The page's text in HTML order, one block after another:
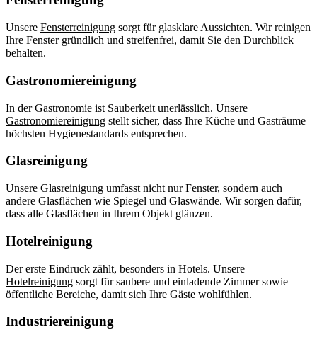
Unsere Fensterreinigung sorgt für glasklare Aussichten. Wir reinigen
Ihre Fenster gründlich und streifenfrei, damit Sie den Durchblick
behalten.
Gastronomiereinigung
In der Gastronomie ist Sauberkeit unerlässlich. Unsere
Gastronomiereinigung stellt sicher, dass Ihre Küche und Gasträume
höchsten Hygienestandards entsprechen.
Glasreinigung
Unsere Glasreinigung umfasst nicht nur Fenster, sondern auch
andere Glasflächen wie Spiegel und Glaswände. Wir sorgen dafür,
dass alle Glasflächen in Ihrem Objekt glänzen.
Hotelreinigung
Der erste Eindruck zählt, besonders in Hotels. Unsere
Hotelreinigung sorgt für saubere und einladende Zimmer sowie
öffentliche Bereiche, damit sich Ihre Gäste wohlfühlen.
Industriereinigung